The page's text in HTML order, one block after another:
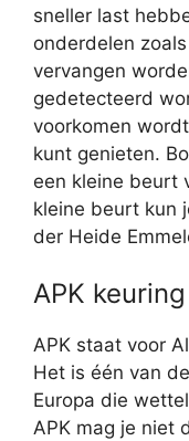
sneller last
onderdelen
vervangen
gedetecteerd
voorkomen
kunt genieten.
een kleine beurt
kleine beurt kun
der Heide
APK keuring
APK staat voor
Het is één van
Europa die
APK mag je niet